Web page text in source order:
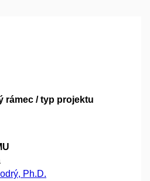
rámec / typ projektu
Ph.D.